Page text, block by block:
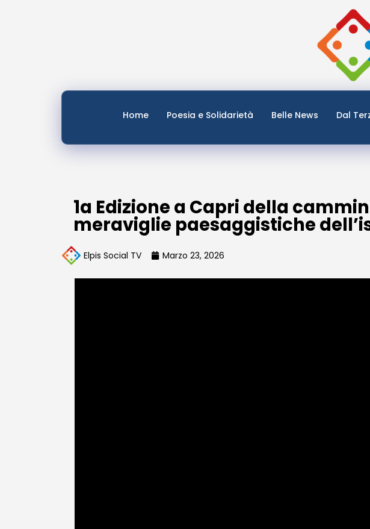
Home Poesia e Solidarietà Belle News Dal
1a Edizione a Capri della
meraviglie paesaggistiche
Elpis Social TV Marzo 23, 2026